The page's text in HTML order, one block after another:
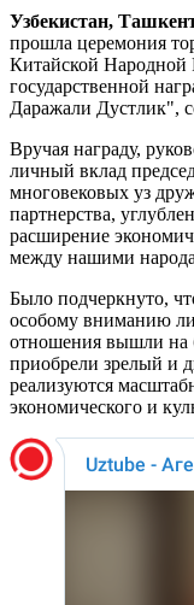
Узбекистан,
прошла церемония
Китайской
государственной
Даражали Дустлик",
Вручая награду,
личный вклад
многовековых уз
партнерства,
расширение
между нашими
Было подчеркнуто,
особому вниманию
отношения вышли на
приобрели зрелый и
реализуются
экономического и